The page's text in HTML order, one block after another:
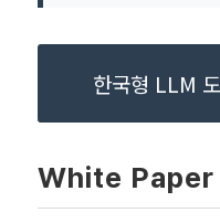
한국형 LLM
White Paper